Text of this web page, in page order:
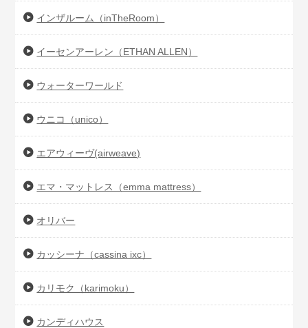
インザルーム（inTheRoom）
イーセンアーレン（ETHAN ALLEN）
ウォーターワールド
ウニコ（unico）
エアウィーヴ(airweave)
エマ・マットレス（emma mattress）
オリバー
カッシーナ（cassina ixc）
カリモク（karimoku）
カンディハウス